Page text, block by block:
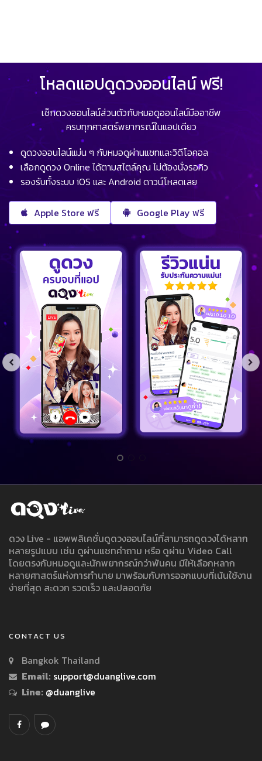
โหลดแอปดูดวงออนไลน์ ฟรี!
เช็กดวงออนไลน์ส่วนตัวกับหมอดูออนไลน์มืออาชีพ
ครบทุกศาสตร์พยากรณ์ในแอปเดียว
ดูดวงออนไลน์แม่น ๆ กับหมอดูผ่านแชทและวิดีโอคอล
เลือกดูดวง Online ได้ตามสไตล์คุณ ไม่ต้องนั่งรอคิว
รองรับทั้งระบบ iOS และ Android ดาวน์โหลดเลย
Apple Store ฟรี Google Play ฟรี
ดวง Live - แอพพลิเคชั่นดูดวงออนไลน์ที่สามารถดูดวงได้หลาก
หลายรูปแบบ เช่น ดูผ่านแชทคำถาม หรือ ดูผ่าน Video Call
โดยตรงกับหมอดูและนักพยากรณ์กว่าพันคน มีให้เลือกหลาก
หลายศาสตร์แห่งการทำนาย มาพร้อมกับการออกแบบที่เน้นใช้งาน
ง่ายที่สุด สะดวก รวดเร็ว และปลอดภัย
CONTACT US
Bangkok Thailand
Email: support@duanglive.com
Line: @duanglive